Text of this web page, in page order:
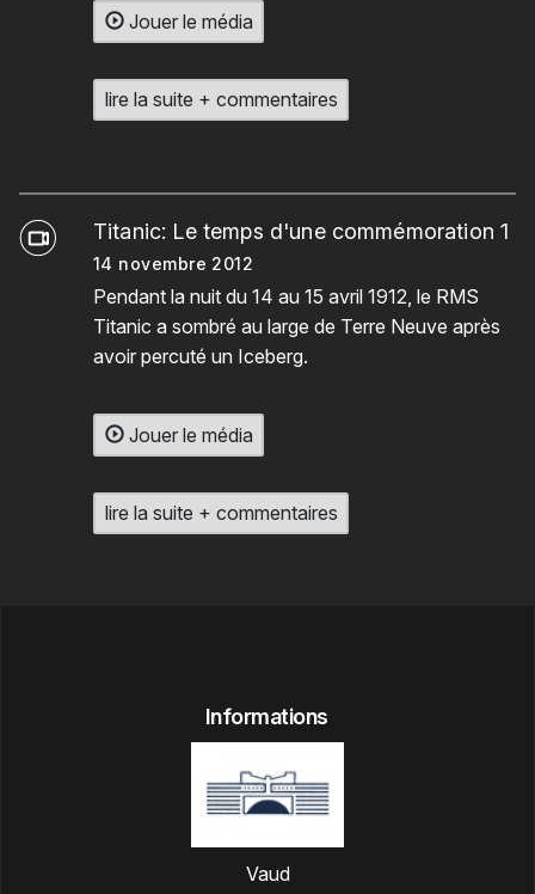
Jouer le média
lire la suite + commentaires
Titanic: Le temps d'une commémoration 1
14 novembre 2012
Pendant la nuit du 14 au 15 avril 1912, le RMS
Titanic a sombré au large de Terre Neuve après
avoir percuté un Iceberg.
Jouer le média
lire la suite + commentaires
Informations
Vaud